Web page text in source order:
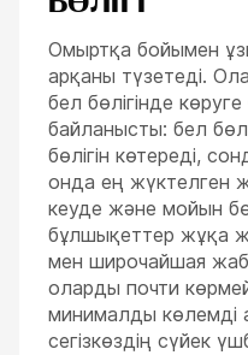
Омыртқа бойымен
арқаны түзетеді.
бел бөлігінде
байланысты: бел
бөлігін көтереді,
онда ең жүктелген
кеуде және мойын
бұлшықеттер жұқа
мен широчайшая
оларды почти
минималды көлемді
сегізкөздің сүйек